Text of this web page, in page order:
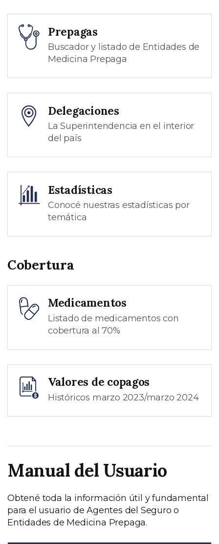
Prepagas
Buscador y listado de Entidades de
Medicina Prepaga
Delegaciones
La Superintendencia en el interior
del país
Estadísticas
Conocé nuestras estadísticas por
temática
Cobertura
Medicamentos
Listado de medicamentos con
cobertura al 70%
Valores de copagos
Históricos marzo 2023/marzo 2024
Manual del Usuario
Obtené toda la información útil y fundamental
para el usuario de Agentes del Seguro o
Entidades de Medicina Prepaga.